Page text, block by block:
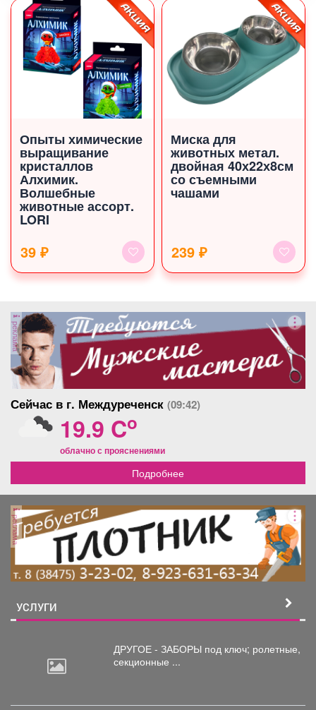
Опыты химические
выращивание
кристаллов
Алхимик.
Волшебные
животные ассорт.
LORI
39 ₽
Миска для
животных метал.
двойная 40х22х8см
со съемными
чашами
239 ₽
реклама
Сейчас в г. Междуреченск (09:42)
19.9 Co
облачно с прояснениями
Подробнее
реклама
УСЛУГИ
ДРУГОЕ - ЗАБОРЫ под ключ; ролетные,
секционные ...